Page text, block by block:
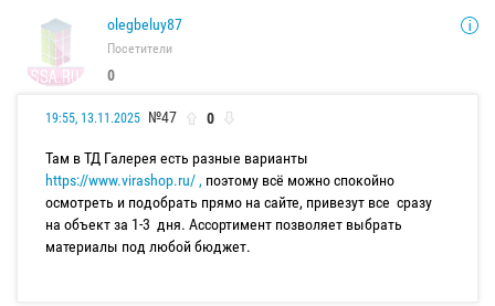
olegbeluy87
Посетители
0
19:55, 13.11.2025 №47 0
Там в ТД Галерея есть разные варианты
https://www.virashop.ru/ , поэтому всё можно спокойно
осмотреть и подобрать прямо на сайте, привезут все сразу
на объект за 1-3 дня. Ассортимент позволяет выбрать
материалы под любой бюджет.